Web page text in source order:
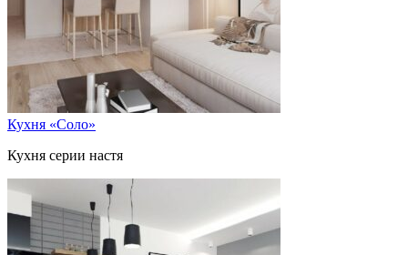
Кухня «Соло»
Кухня серии настя